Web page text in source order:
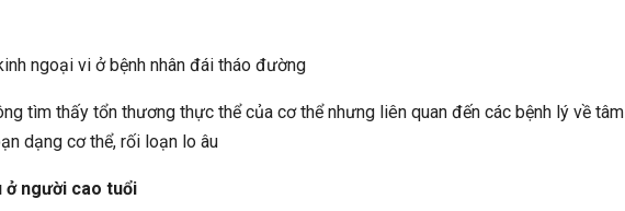
ngoại vi ở bệnh nhân đái tháo đường
tìm thấy tổn thương thực thể của cơ thể nhưng liên quan đến các bệnh lý về tâm
dạng cơ thể, rối loạn lo âu
ở người cao tuổi